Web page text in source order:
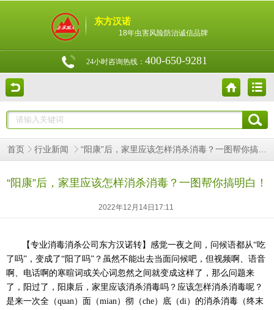
东方汉诺
18年虫害风险防治诚信品牌
24小时咨询热线： 400-650-9281
首页 行业新闻 “阳康”后，家里应该怎样消杀消毒？一图帮你搞明白！
“阳康”后，家里应该怎样消杀消毒？一图帮你搞明白！
2022年12月14日17:11
【专业消毒消杀公司 东方汉诺转】感觉一夜之间，问候语都从“吃
了吗”，变成了“阳了吗”？虽然不能出去当面问候吧，但视频啊、语音
啊、电话啊的寒暄词或关心词忽然之间就变成这样了，那么问题来
了，阳过了，阳康后，家里应该消杀消毒吗？应该怎样消杀消毒呢？
是来一次全（quan）面（mian）彻（che）底（di）的消杀消毒（终末